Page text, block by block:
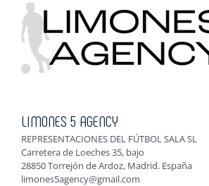
LIMONES 5 AGENCY
REPRESENTACIONES DEL FÚTBOL SALA SL
Carretera de Loeches 35, bajo
28850 Torrejón de Ardoz, Madrid. España
limones5agency@gmail.com